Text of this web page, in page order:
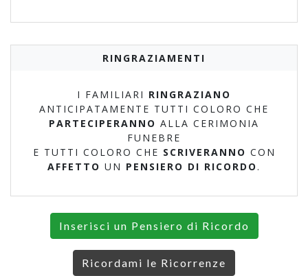
RINGRAZIAMENTI
I FAMILIARI RINGRAZIANO
ANTICIPATAMENTE TUTTI COLORO CHE
PARTECIPERANNO ALLA CERIMONIA
FUNEBRE
E TUTTI COLORO CHE SCRIVERANNO CON
AFFETTO UN PENSIERO DI RICORDO .
Inserisci un Pensiero di Ricordo
Ricordami le Ricorrenze